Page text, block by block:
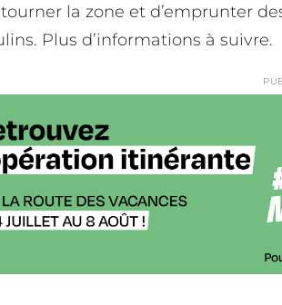
la zone et d’emprunter
Plus d’informations à suivre.